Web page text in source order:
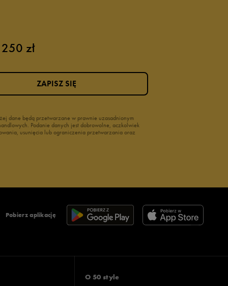
zł
dane będą przetwarzane w prawnie uzasadnionym
Podanie danych jest dobrowolne, aczkolwiek
usunięcia lub ograniczenia przetwarzania oraz
ZAPISZ SIĘ
Pobierz aplikację
O 50 style